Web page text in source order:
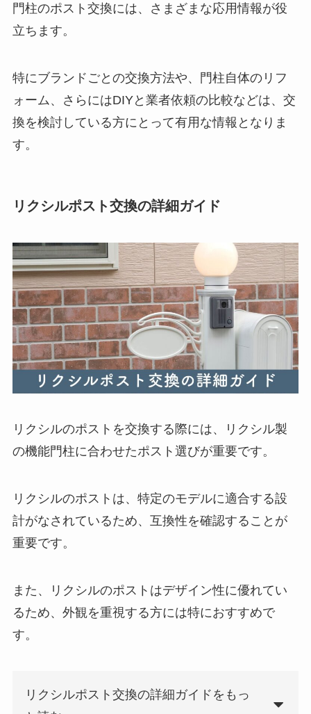
門柱のポスト交換には、さまざまな応用情報が役
立ちます。
特にブランドごとの交換方法や、門柱自体のリフ
ォーム、さらにはDIYと業者依頼の比較などは、交
換を検討している方にとって有用な情報となりま
す。
リクシルポスト交換の詳細ガイド
リクシルのポストを交換する際には、リクシル製
の機能門柱に合わせたポスト選びが重要です。
リクシルのポストは、特定のモデルに適合する設
計がなされているため、互換性を確認することが
重要です。
また、リクシルのポストはデザイン性に優れてい
るため、外観を重視する方には特におすすめで
す。
リクシルポスト交換の詳細ガイドをもっ